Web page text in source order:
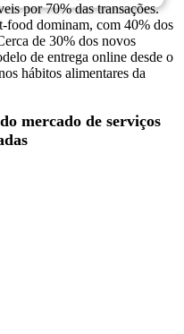
​​por 70% das transações.
food dominam, com 40% dos
de 30% dos novos
de entrega online desde o
hábitos alimentares da
mercado de serviços